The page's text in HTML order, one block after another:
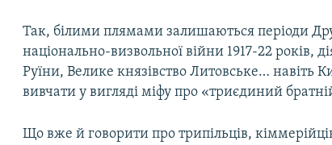
Так, білими плямами залишаються періоди
національно-визвольної війни 1917-22 років,
Руїни, Велике князівство Литовське… навіть
вивчати у вигляді міфу про «триєдиний
Що вже й говорити про трипільців,